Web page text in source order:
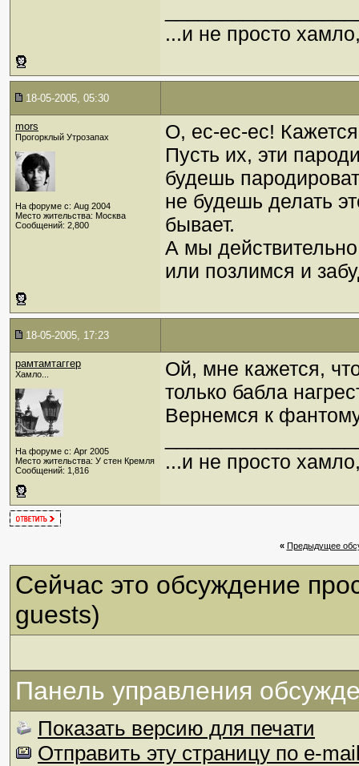
...и не просто
18-05-2005, 05:30
mors
Прогорклый Утрозапах
На форуме с: Aug 2004
Место жительства: Москва
Сообщений: 2,800
О, ес-ес-ес!
Пусть их, эти
будешь
не будешь делать
бывает.
А мы
или позлимся и
18-05-2005, 17:23
рамтамтаггер
Хамло...
На форуме с: Apr 2005
Место жительства: У стен Кремля
Сообщений: 1,816
Ой, мне кажется,
только бабла
Вернемся к
...и не просто
« Предыдущее
Сейчас это обсуждение
guests)
Панель управления
Показать версию для печати
Отправить эту страницу по e-